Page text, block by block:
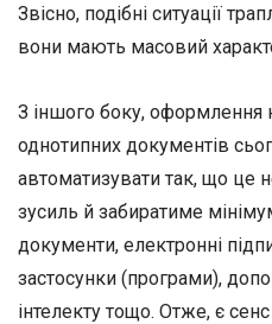
Звісно, подібні ситуації
вони мають масовий
З іншого боку, оформлення
однотипних документів
автоматизувати так, що це
зусиль й забиратиме
документи, електронні
застосунки (програми),
інтелекту тощо. Отже, є